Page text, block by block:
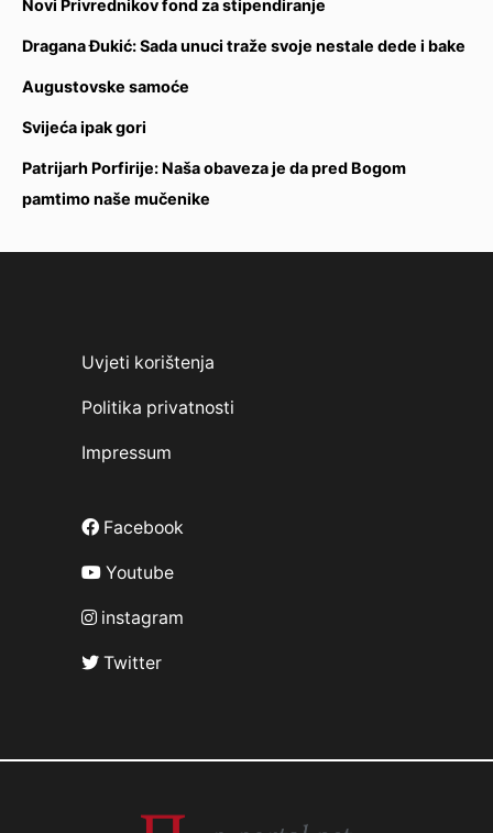
Novi Privrednikov fond za stipendiranje
Dragana Đukić: Sada unuci traže svoje nestale dede i bake
Augustovske samoće
Svijeća ipak gori
Patrijarh Porfirije: Naša obaveza je da pred Bogom
pamtimo naše mučenike
Uvjeti korištenja
Politika privatnosti
Impressum
Facebook
Youtube
instagram
Twitter